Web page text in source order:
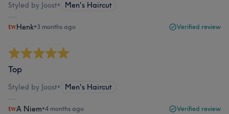
Styled by Joost• Men's Haircut
Henk•3 months ago Verified review
Top
Styled by Joost• Men's Haircut
A Niem•4 months ago Verified review